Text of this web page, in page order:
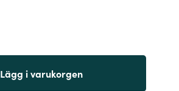
Lägg i varukorgen